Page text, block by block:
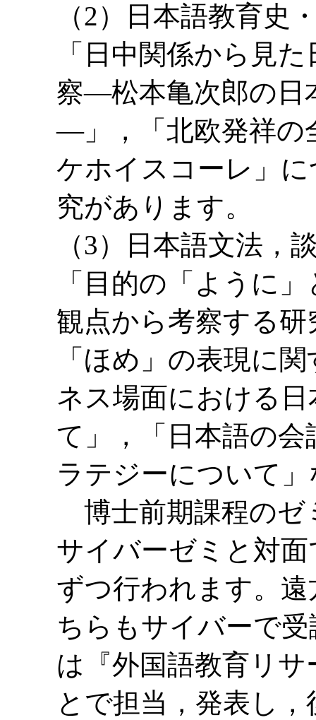
（2）日本語教育史
「日中関係から見
察―松本亀次郎の日
―」，「北欧発祥の
ケホイスコーレ」
究があります。
（3）日本語文法，
「目的の「ように
観点から考察する
「ほめ」の表現に
ネス場面における
て」，「日本語の
ラテジーについて
博士前期課程のゼ
サイバーゼミと対
ずつ行われます。
ちらもサイバーで
は『外国語教育リ
とで担当，発表し